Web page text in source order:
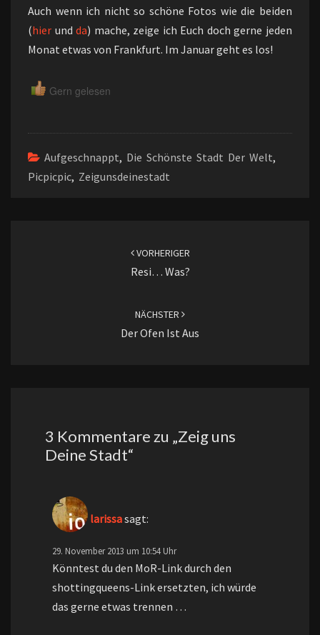
Auch wenn ich nicht so schöne Fotos wie die beiden
(hier undda) mache, zeige ich Euch doch gerne jeden
Monat etwas von Frankfurt. Im Januar geht es los!
Gern gelesen
Aufgeschnappt, Die Schönste Stadt Der Welt,
Picpicpic, Zeigunsdeinestadt
VORHERIGER
Resi… Was?
NÄCHSTER
Der Ofen Ist Aus
3 Kommentare zu „Zeig uns
Deine Stadt“
larissasagt:
29. November 2013 um 10:54 Uhr
Könntest du den MoR-Link durch den
shottingqueens-Link ersetzten, ich würde
das gerne etwas trennen …